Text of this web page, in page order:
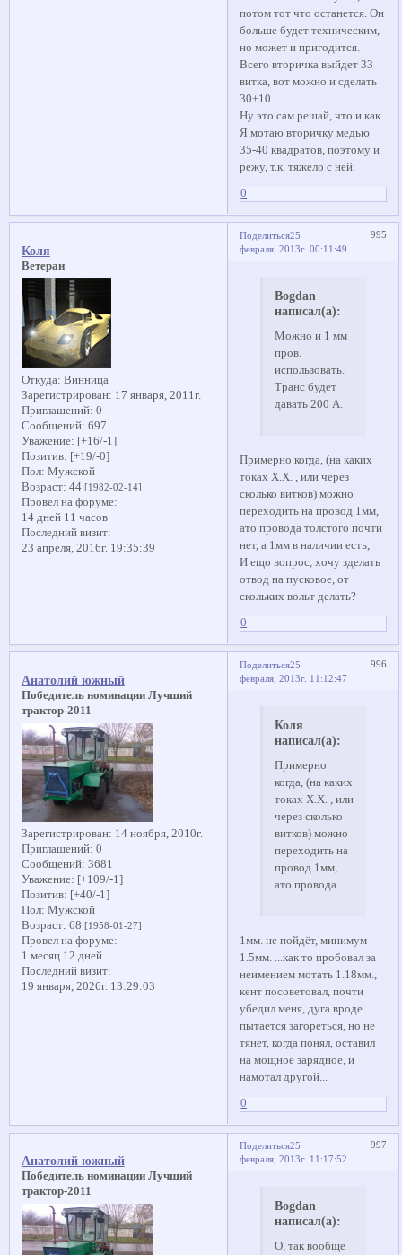
потом тот что останется. Он
больше будет техническим,
но может и пригодится.
Всего вторичка выйдет 33
витка, вот можно и сделать
30+10.
Ну это сам решай, что и как.
Я мотаю вторичку медью
35-40 квадратов, поэтому и
режу, т.к. тяжело с ней.
0
Поделиться 995
25
февраля, 2013г. 00:11:49
Коля
Ветеран
Откуда: Винница
Зарегистрирован: 17 января, 2011г.
Приглашений: 0
Сообщений: 697
Уважение: [+16/-1]
Позитив: [+19/-0]
Пол: Мужской
Возраст: 44 [1982-02-14]
Провел на форуме:
14 дней 11 часов
Последний визит:
23 апреля, 2016г. 19:35:39
Bogdan
написал(а):
Можно и 1 мм
пров.
использовать.
Транс будет
давать 200 А.
Примерно когда, (на каких
токах Х.Х. , или через
сколько витков) можно
переходить на провод 1мм,
ато провода толстого почти
нет, а 1мм в наличии есть,
И ещо вопрос, хочу зделать
отвод на пусковое, от
скольких вольт делать?
0
Поделиться 996
25
февраля, 2013г. 11:12:47
Анатолий южный
Победитель номинации Лучший
трактор-2011
Зарегистрирован: 14 ноября, 2010г.
Приглашений: 0
Сообщений: 3681
Уважение: [+109/-1]
Позитив: [+40/-1]
Пол: Мужской
Возраст: 68 [1958-01-27]
Провел на форуме:
1 месяц 12 дней
Последний визит:
19 января, 2026г. 13:29:03
Коля
написал(а):
Примерно
когда, (на каких
токах Х.Х. , или
через сколько
витков) можно
переходить на
провод 1мм,
ато провода
1мм. не пойдёт, минимум
1.5мм. ...как то пробовал за
неимением мотать 1.18мм.,
кент посоветовал, почти
убедил меня, дуга вроде
пытается загореться, но не
тянет, когда понял, оставил
на мощное зарядное, и
намотал другой...
0
Поделиться 997
25
февраля, 2013г. 11:17:52
Анатолий южный
Победитель номинации Лучший
трактор-2011
Bogdan
написал(а):
О, так вообще